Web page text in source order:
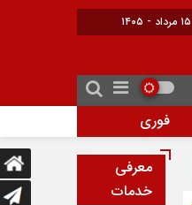
فوری
معرفی
خدمات